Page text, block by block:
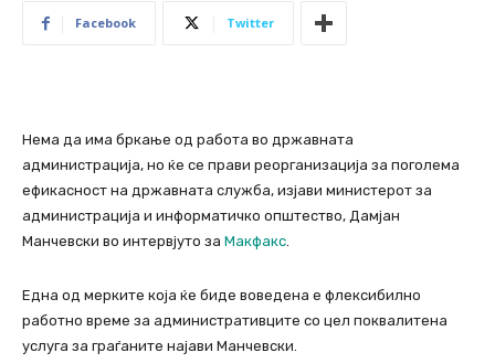
Facebook Twitter
Нема да има бркање од работа во државната
администрација, но ќе се прави реорганизација за поголема
ефикасност на државната служба, изјави министерот за
администрација и информатичко општество, Дамјан
Манчевски во интервјуто за Макфакс.
Една од мерките која ќе биде воведена е флексибилно
работно време за административците со цел поквалитена
услуга за граѓаните најави Манчевски.